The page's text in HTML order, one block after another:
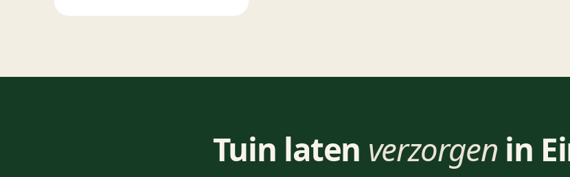
Tuin laten verzorgen in